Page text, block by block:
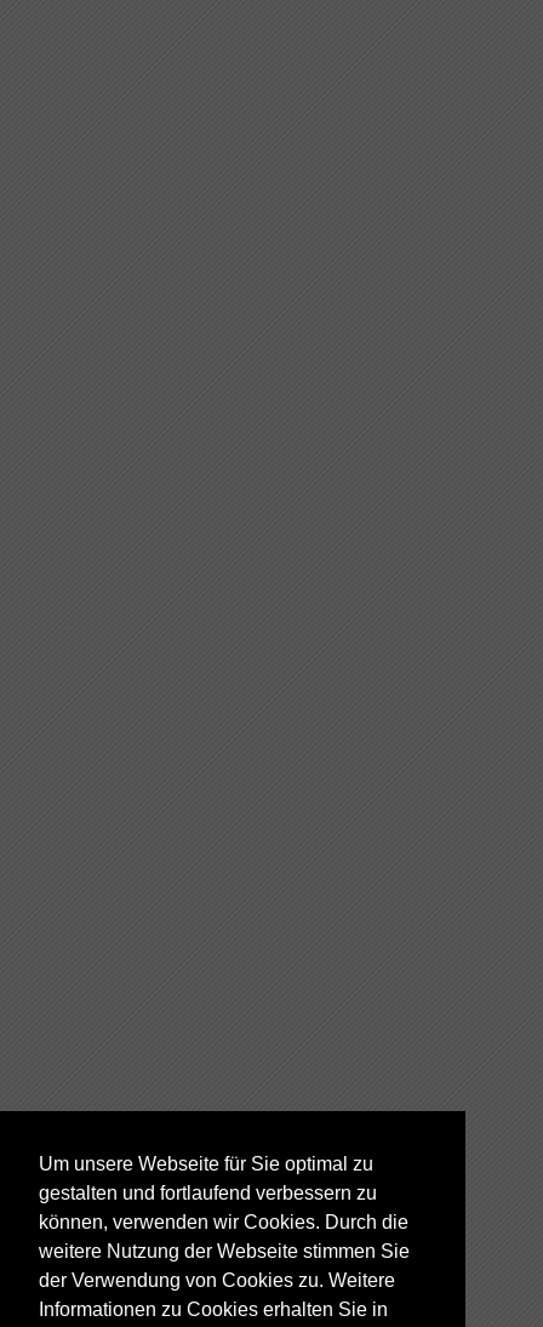
Um unsere Webseite für Sie optimal zu
gestalten und fortlaufend verbessern zu
können, verwenden wir Cookies. Durch die
weitere Nutzung der Webseite stimmen Sie
der Verwendung von Cookies zu. Weitere
Informationen zu Cookies erhalten Sie in